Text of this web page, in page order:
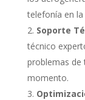
telefonía en
Soporte
técnico
problemas de
momento.